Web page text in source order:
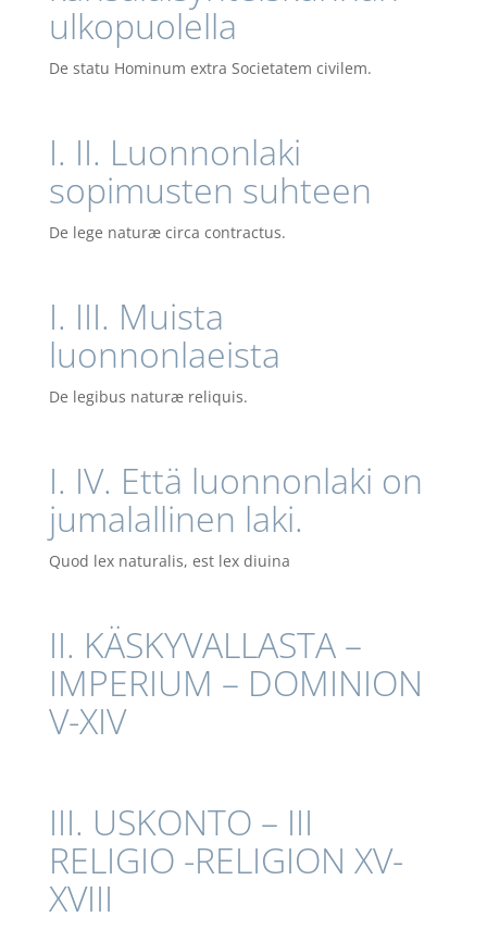
ulkopuolella
De statu Hominum extra Societatem civilem.
I. II. Luonnonlaki
sopimusten suhteen
De lege naturæ circa contractus.
I. III. Muista
luonnonlaeista
De legibus naturæ reliquis.
I. IV. Että luonnonlaki on
jumalallinen laki.
Quod lex naturalis, est lex diuina
II. KÄSKYVALLASTA –
IMPERIUM – DOMINION
V-XIV
III. USKONTO – III
RELIGIO -RELIGION XV-
XVIII